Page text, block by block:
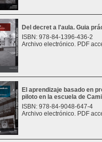
Del decret a l'aula. Guia
ISBN: 978-84-1396-436-2
Archivo electrónico. PDF
El aprendizaje basado en
piloto en la escuela de
ISBN: 978-84-9048-647-4
Archivo electrónico. PDF